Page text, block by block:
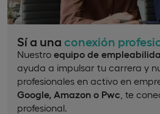
Sí a una conexión
Nuestro equipo de
ayuda a impulsar tu carrera y
profesionales en activo en
Google, Amazon o Pwc , te
profesional.